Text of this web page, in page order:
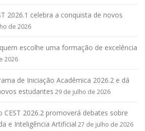
2026.1 celebra a conquista de novos
de 2026
escolhe uma formação de excelência
2026
de Iniciação Acadêmica 2026.2 e dá
estudantes 29 de julho de 2026
CEST 2026.2 promoverá debates sobre
e Inteligência Artificial 27 de julho de 2026